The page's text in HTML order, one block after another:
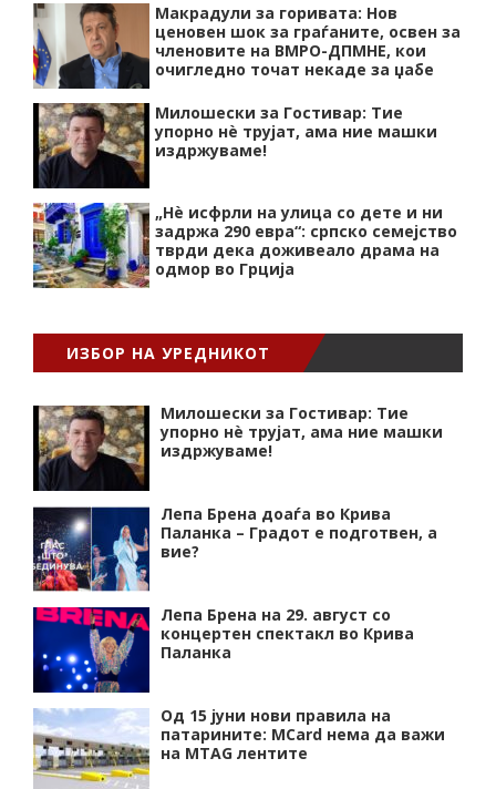
Макрадули за горивата: Нов
ценовен шок за граѓаните, освен за
членовите на ВМРО-ДПМНЕ, кои
очигледно точат некаде за џабе
Милошески за Гостивар: Тие
упорно нѐ трујат, ама ние машки
издржуваме!
„Нѐ исфрли на улица со дете и ни
задржа 290 евра“: српско семејство
тврди дека доживеало драма на
одмор во Грција
ИЗБОР НА УРЕДНИКОТ
Милошески за Гостивар: Тие
упорно нѐ трујат, ама ние машки
издржуваме!
Лепа Брена доаѓа во Крива
Паланка – Градот е подготвен, а
вие?
Лепа Брена на 29. август со
концертен спектакл во Крива
Паланка
Од 15 јуни нови правила на
патарините: MCard нема да важи
на MTAG лентите